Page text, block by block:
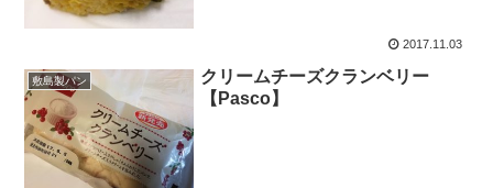
2017.11.03
敷島製パン
クリームチーズクランベリー
【Pasco】